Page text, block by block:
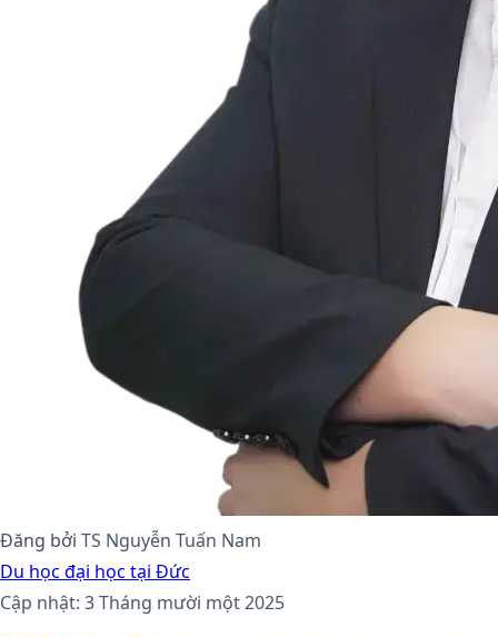
Đăng bởi TS Nguyễn Tuấn Nam
Du học đại học tại Đức
Cập nhật: 3 Tháng mười một 2025